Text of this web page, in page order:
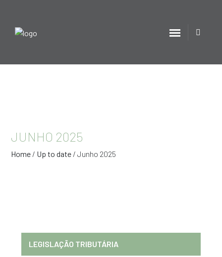
JUNHO 2025
Home / Up to date / Junho 2025
LEGISLAÇÃO TRIBUTÁRIA